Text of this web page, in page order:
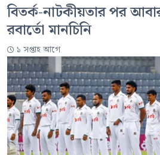
বিতর্ক-নাটকীয়তার পর
রবার্তো মানচিনি
১ সপ্তাহ আগে